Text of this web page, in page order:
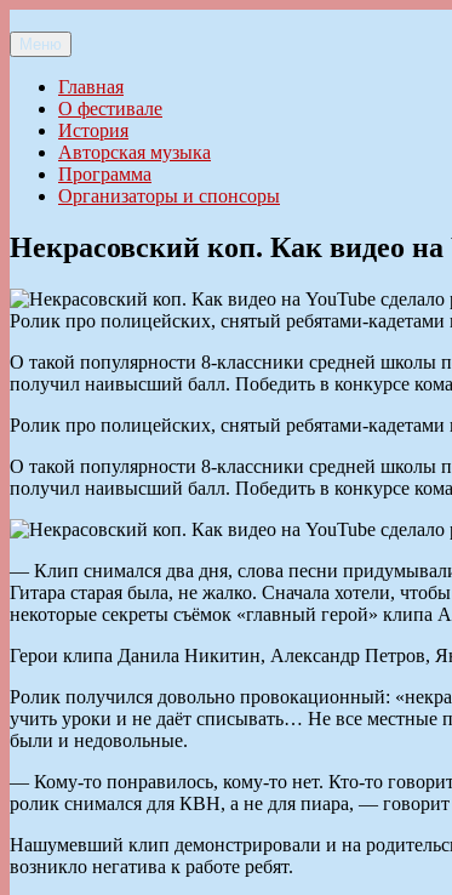
к
содержимому
Ильменский фестиваль авторской песни
Меню
Главная
О фестивале
История
Авторская музыка
Программа
Организаторы и спонсоры
Некрасовский коп. Как видео
Ролик про полицейских, снятый ребятами-
О такой популярности 8-классники средней школы
получил наивысший балл. Победить в конкурсе
Ролик про полицейских, снятый ребятами-
О такой популярности 8-классники средней школы
получил наивысший балл. Победить в конкурсе
— Клип снимался два дня, слова песни
Гитара старая была, не жалко. Сначала хотели,
некоторые секреты съёмок «главный герой» клипа
Герои клипа Данила Никитин, Александр Петров,
Ролик получился довольно провокационный:
учить уроки и не даёт списывать… Не все местные
были и недовольные.
— Кому-то понравилось, кому-то нет. Кто-то
ролик снимался для КВН, а не для пиара, —
Нашумевший клип демонстрировали и на
возникло негатива к работе ребят.